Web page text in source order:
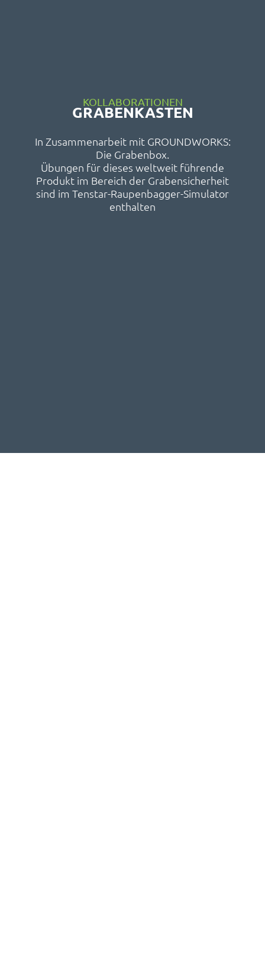
KOLLABORATIONEN
GRABENKASTEN
In Zusammenarbeit mit GROUNDWORKS:
Die Grabenbox.
Übungen für dieses weltweit führende
Produkt im Bereich der Grabensicherheit
sind im Tenstar-Raupenbagger-Simulator
enthalten